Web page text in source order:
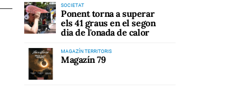
SOCIETAT
Ponent torna a superar
els 41 graus en el segon
dia de l'onada de calor
MAGAZÍN TERRITORIS
Magazín 79